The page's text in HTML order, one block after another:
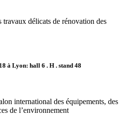
travaux délicats de rénovation des
à Lyon: hall 6 . H . stand 48
international des équipements, des
de l’environnement